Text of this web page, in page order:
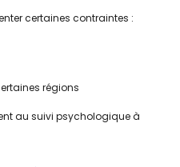
certaines contraintes :
régions
au suivi psychologique à